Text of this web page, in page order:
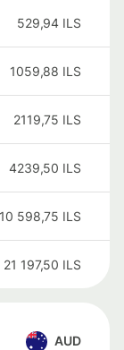
529,94 ILS
1059,88 ILS
2119,75 ILS
4239,50 ILS
10 598,75 ILS
21 197,50 ILS
AUD